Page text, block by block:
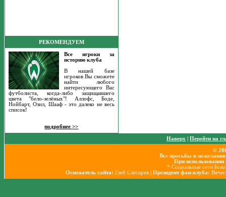
РЕКОМЕНДУЕМ
Все игроки за
историю клуба
В нашей базе
игроков Вы сможете
найти любого
интересующего Вас
футболиста, когда-либо защищавшего
цвета "бело-зелёных"! Аллофс, Боде,
Нойбарт, Озил, Шааф - это далеко не весь
список!
подробнее >>
Наверх |Перейти на
©
Все просьбы и
При использовании
* Социальные сети
Основатель сайта: Глеб Слесарев | Президент фан-клуба: